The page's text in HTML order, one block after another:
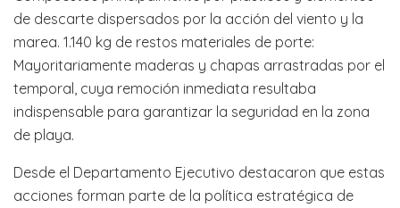
de descarte dispersados por la acción del viento y la
marea. 1.140 kg de restos materiales de porte:
Mayoritariamente maderas y chapas arrastradas por el
temporal, cuya remoción inmediata resultaba
indispensable para garantizar la seguridad en la zona
de playa.
Desde el Departamento Ejecutivo destacaron que estas
acciones forman parte de la política estratégica de